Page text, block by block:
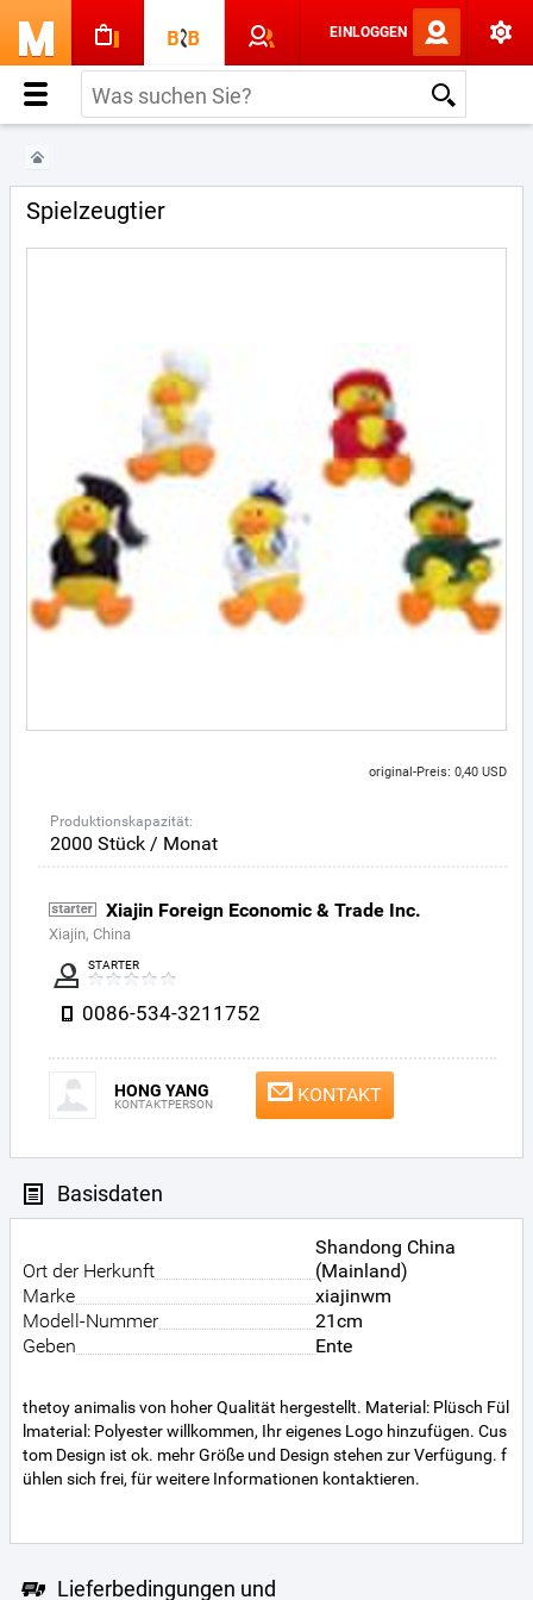
EINLOGGEN
Spielzeugtier
original-Preis: 0,40 USD
Produktionskapazität:
2000 Stück / Monat
Xiajin Foreign Economic & Trade Inc.
Xiajin, China
STARTER
0086-534-3211752
HONG YANG
KONTAKTPERSON KONTAKT
Basisdaten
Ort der Herkunft
Shandong China
(Mainland)
Marke
xiajinwm
Modell-Nummer
21cm
Geben
Ente
thetoy animalis von hoher Qualität hergestellt. Material: Plüsch Fül
lmaterial: Polyester willkommen, Ihr eigenes Logo hinzufügen. Cus
tom Design ist ok. mehr Größe und Design stehen zur Verfügung. f
ühlen sich frei, für weitere Informationen kontaktieren.
Lieferbedingungen und